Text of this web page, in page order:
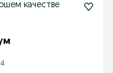
качестве